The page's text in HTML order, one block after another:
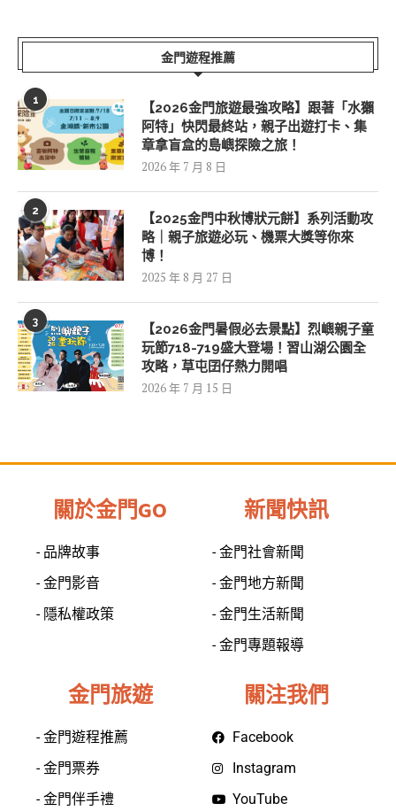
金門遊程推薦
1
【2026金門旅遊最強攻略】跟著「水獺
阿特」快閃最終站，親子出遊打卡、集
章拿盲盒的島嶼探險之旅！
2026 年 7 月 8 日
2
【2025金門中秋博狀元餅】系列活動攻
略｜親子旅遊必玩、機票大獎等你來
博！
2025 年 8 月 27 日
3
【2026金門暑假必去景點】烈嶼親子童
玩節718-719盛大登場！習山湖公園全
攻略，草屯囝仔熱力開唱
2026 年 7 月 15 日
關於金門GO
- 品牌故事
- 金門影音
- 隱私權政策
新聞快訊
- 金門社會新聞
- 金門地方新聞
- 金門生活新聞
- 金門專題報導
金門旅遊
- 金門遊程推薦
- 金門票券
- 金門伴手禮
關注我們
Facebook
Instagram
YouTube